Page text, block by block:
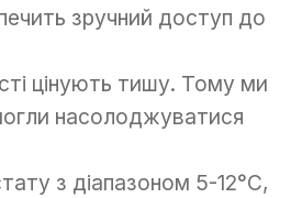
зручний доступ до
цінують тишу. Тому ми
насолоджуватися
з діапазоном 5-12°C,